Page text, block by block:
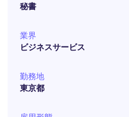
秘書
業界
ビジネスサービス
勤務地
東京都